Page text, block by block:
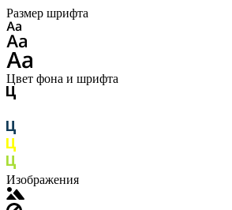
Размер шрифта
Цвет фона и шрифта
Изображения